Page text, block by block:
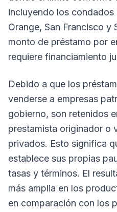
incluyendo los condados
Orange, San Francisco y
monto de préstamo por
requiere financiamiento
Debido a que los
venderse a empresas
gobierno, son retenidos
prestamista originador o
privados. Esto significa
establece sus propias
tasas y términos. El
más amplia en los
en comparación con los